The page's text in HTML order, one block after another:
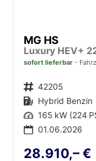
MG HS
sofort lieferbar
Fahrzeugnr. 42205
Kraftstoff Hybrid Benzin
Leistung 165 kW (224
01.06.2026
28.910,– €